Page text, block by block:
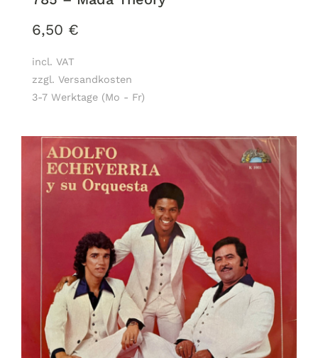
6,50 €
incl. VAT
zzgl. Versandkosten
3-7 Werktage (Mo - Fr)